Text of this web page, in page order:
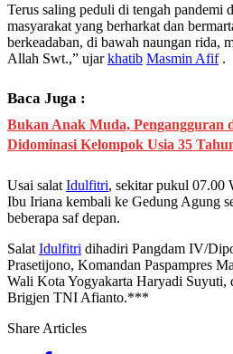
Terus saling peduli di tengah pandemi
masyarakat yang berharkat dan
berkeadaban, di bawah naungan rida,
Allah Swt.,” ujarkhatib Masmin Afif.
Baca Juga :
Bukan Anak Muda, Pengangguran
Didominasi Kelompok Usia 35
Usai salat Idulfitri, sekitar pukul 07.00
Ibu Iriana kembali ke Gedung Agung
beberapa saf depan.
Salat Idulfitri dihadiri Pangdam IV/
Prasetijono, Komandan Paspampres
Wali Kota Yogyakarta Haryadi Suyuti,
Brigjen TNI Afianto.***
Share Articles